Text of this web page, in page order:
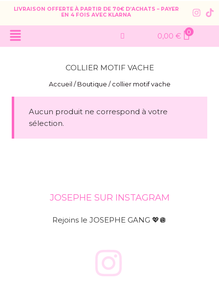
LIVRAISON OFFERTE À PARTIR DE 70€ D’ACHATS – PAYER
EN 4 FOIS AVEC KLARNA
0,00 € 0
COLLIER MOTIF VACHE
Accueil / Boutique / collier motif vache
Aucun produit ne correspond à votre
sélection.
JOSEPHE SUR INSTAGRAM
Rejoins le JOSEPHE GANG 💖🪩